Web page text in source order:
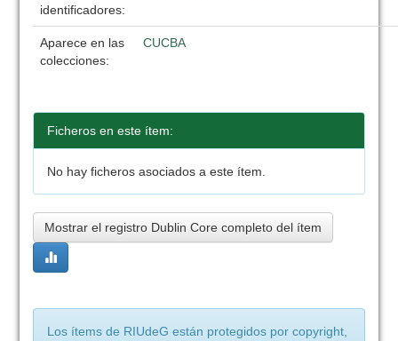
identificadores:
Aparece en las
colecciones:
CUCBA
Ficheros en este ítem:
No hay ficheros asociados a este ítem.
Mostrar el registro Dublin Core completo del ítem
Los ítems de RIUdeG están protegidos por copyright,